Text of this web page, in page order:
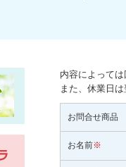
内容によって
また、休業日
お問合せ商品
お名前※